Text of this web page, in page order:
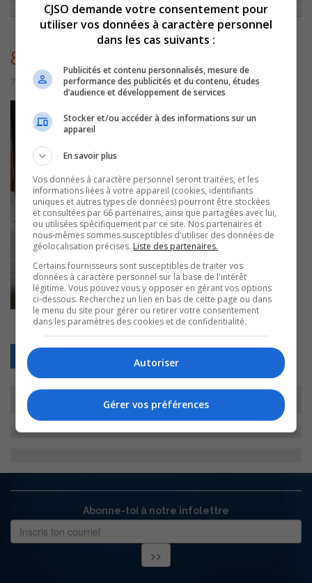
8769
7 juillet 2016 | Par admin
Abonne-toi à notre infolettre
CJSO demande votre consentement pour
utiliser vos données à caractère personnel
dans les cas suivants :
Publicités et contenu personnalisés, mesure de
performance des publicités et du contenu, études
d’audience et développement de services
Stocker et/ou accéder à des informations sur un
appareil
En savoir plus
Vos données à caractère personnel seront traitées, et les
informations liées à votre appareil (cookies, identifiants
uniques et autres types de données) pourront être stockées
et consultées par 66 partenaires, ainsi que partagées avec lui,
ou utilisées spécifiquement par ce site. Nos partenaires et
nous-mêmes sommes susceptibles d'utiliser des données de
géolocalisation précises. Liste des partenaires.
Certains fournisseurs sont susceptibles de traiter vos
données à caractère personnel sur la base de l'intérêt
légitime. Vous pouvez vous y opposer en gérant vos options
ci-dessous. Recherchez un lien en bas de cette page ou dans
le menu du site pour gérer ou retirer votre consentement
dans les paramètres des cookies et de confidentialité.
Autoriser
Gérer vos préférences